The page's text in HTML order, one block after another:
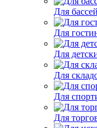
Для
Для
Для
Для
Для
Для